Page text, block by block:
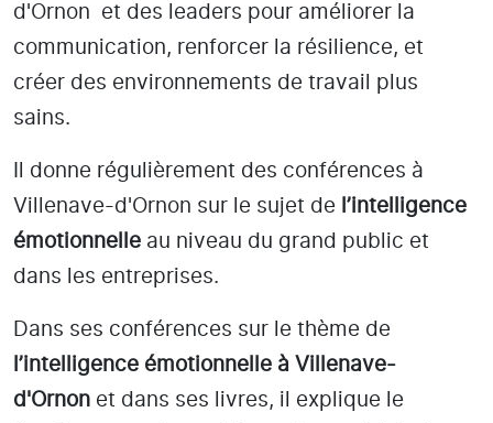
d'Ornon
et des leaders pour améliorer la
communication, renforcer la résilience, et
créer des environnements de travail plus
sains.
Il donne régulièrement des conférences à
Villenave-d'Ornon sur le sujet de l’intelligence
émotionnelle au niveau du grand public et
dans les entreprises.
Dans ses conférences sur le thème de
l’intelligence émotionnelle à Villenave-
d'Ornon et dans ses livres, il explique le